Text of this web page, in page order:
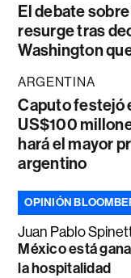
El debate
resurge tras
Washington
ARGENTINA
Caputo festejó
US$100
hará el mayor
argentino
OPINIÓN
Juan Pablo
México está
la hospitalidad